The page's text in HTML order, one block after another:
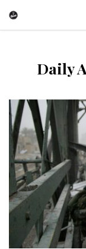
Daily